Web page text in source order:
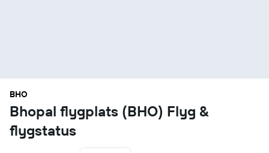
BHO
Bhopal flygplats (BHO) Flyg &
flygstatus